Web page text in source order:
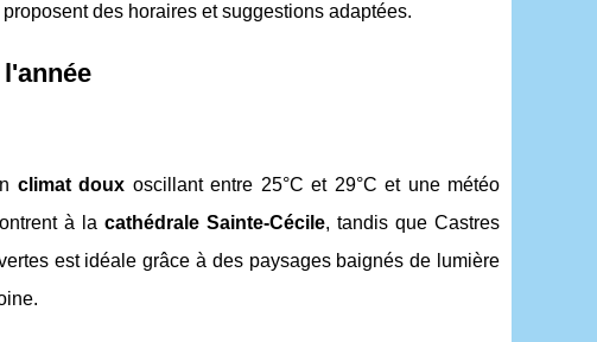
proposent des horaires et suggestions adaptées.
climat doux oscillant entre 25°C et 29°C et une météo
à lacathédrale Sainte-Cécile, tandis que Castres
est idéale grâce à des paysages baignés de lumière